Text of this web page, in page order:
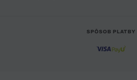
SPÔSOB PLATBY